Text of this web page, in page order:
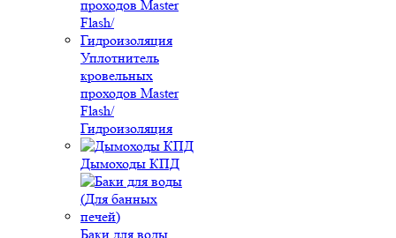
Уплотнитель
кровельных
проходов Master
Flash/
Гидроизоляция
Дымоходы КПД
Баки для воды